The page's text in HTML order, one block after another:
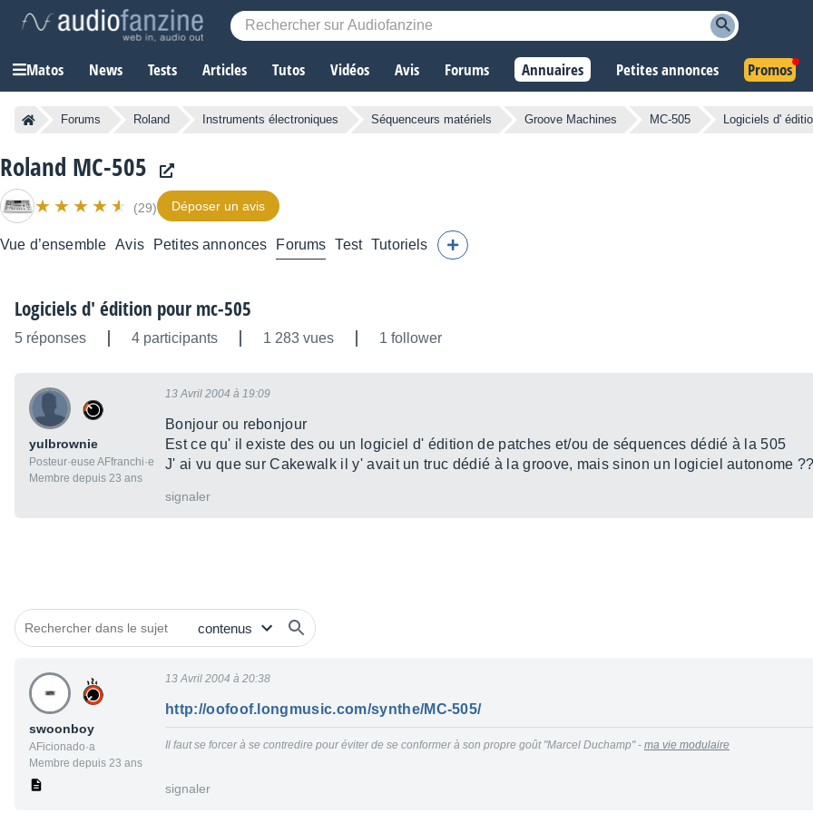
Matos News Tests Articles Tutos Vidéos Avis Forums Annuaires Petites annonces Promos
Forums Roland Instruments électroniques Séquenceurs matériels Groove Machines MC-505 Logiciels d'
Roland MC-505
(29) Déposer un avis
Vue d’ensemble Avis Petites annonces Forums Test Tutoriels
Logiciels d' édition pour mc-505
5 réponses 4 participants 1 283 vues 1 follower
yulbrownie
Posteur·euse AFfranchi·e
Membre depuis 23 ans
13 Avril 2004 à 19:09
Bonjour ou rebonjour
Est ce qu' il existe des ou un logiciel d' édition de patches et/ou de séquences dédié à la 505
J' ai vu que sur Cakewalk il y' avait un truc dédié à la groove, mais sinon un logiciel autonome
signaler
swoonboy
AFicionado·a
Membre depuis 23 ans
13 Avril 2004 à 20:38
http://oofoof.longmusic.com/synthe/MC-505/
Il faut se forcer à se contredire pour éviter de se conformer à son propre goût "Marcel Duchamp" - ma vie modulaire
signaler